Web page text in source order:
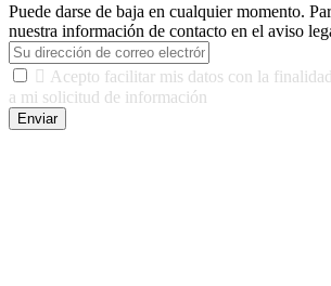
Puede darse de baja en cualquier momento.
nuestra información de contacto en el aviso
 Acepto facilitar mis datos con la
a mi solicitud de información
Enviar